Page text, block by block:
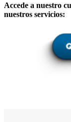
Accede a nuestro
nuestros servicios: